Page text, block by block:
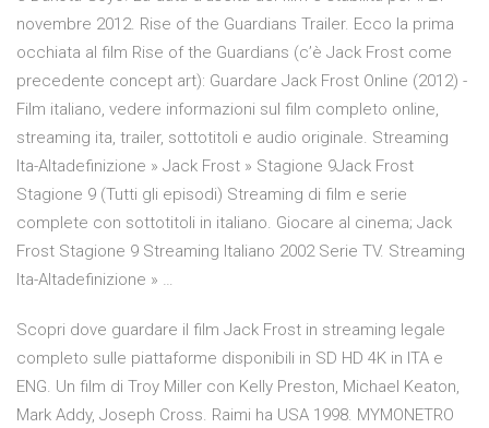
novembre 2012. Rise of the Guardians Trailer. Ecco la prima
occhiata al film Rise of the Guardians (c’è Jack Frost come
precedente concept art): Guardare Jack Frost Online (2012) -
Film italiano, vedere informazioni sul film completo online,
streaming ita, trailer, sottotitoli e audio originale. Streaming
Ita-Altadefinizione » Jack Frost » Stagione 9Jack Frost
Stagione 9 (Tutti gli episodi) Streaming di film e serie
complete con sottotitoli in italiano. Giocare al cinema; Jack
Frost Stagione 9 Streaming Italiano 2002 Serie TV. Streaming
Ita-Altadefinizione » …
Scopri dove guardare il film Jack Frost in streaming legale
completo sulle piattaforme disponibili in SD HD 4K in ITA e
ENG. Un film di Troy Miller con Kelly Preston, Michael Keaton,
Mark Addy, Joseph Cross. Raimi ha USA 1998. MYMONETRO